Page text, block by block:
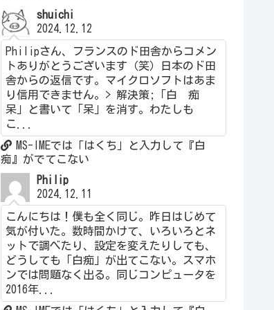
shuichi
2024.12.12
Philipさん、フランスのド田舎からコメン
トありがとうございます（笑）日本のド田
舎からの返信です。マイクロソフトはあま
り信用できません。> 解決策;「白 痴
呆」と書いて「呆」を消す。わたしも
こ...
MS-IMEでは「はくち」と入力して『白
痴』がでてこない
Philip
2024.12.11
こんにちは！僕も全く同じ。昨日はじめて
気が付いた。数時間かけて、いろいろとネ
ットで調べたり、設定を変えたりしても、
どうしても「白痴」が出てこない。スマホ
ンでは問題なく出る。同じコンピュータを
2016年...